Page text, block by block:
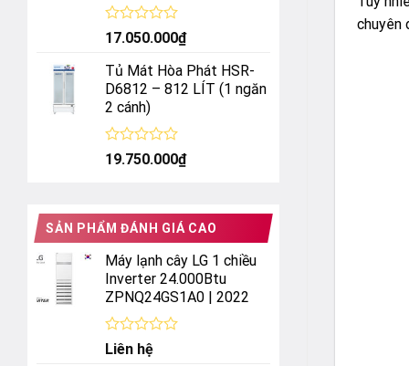
Được
hạng
0
5
sao
17.050.000₫
Tủ Mát Hòa Phát HSR-
D6812 – 812 LÍT (1 ngăn
2 cánh)
Được
5
sao
19.750.000₫
SẢN PHẨM ĐÁNH GIÁ CAO
Máy lạnh cây LG 1 chiều
Inverter 24.000Btu
ZPNQ24GS1A0 | 2022
Được
Liên hệ
chuyên